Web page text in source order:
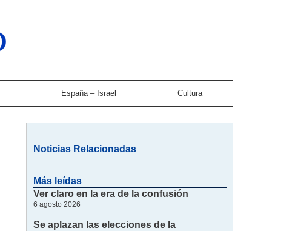
España – Israel Cultura
Noticias Relacionadas
Más leídas
Ver claro en la era de la confusión
6 agosto 2026
Se aplazan las elecciones de la